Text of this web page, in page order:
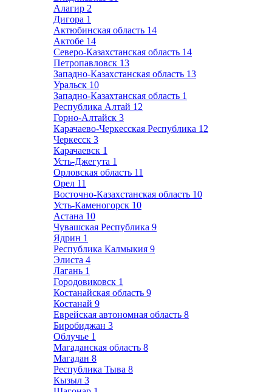
Алагир 2
Дигора 1
Актюбинская область 14
Актобе 14
Северо-Казахстанская область 14
Петропавловск 13
Западно-Казахстанская область 13
Уральск 10
Западно-Казахтанская область 1
Республика Алтай 12
Горно-Алтайск 3
Карачаево-Черкесская Республика 12
Черкесск 3
Карачаевск 1
Усть-Джегута 1
Орловская область 11
Орел 11
Восточно-Казахстанская область 10
Усть-Каменогорск 10
Астана 10
Чувашская Республика 9
Ядрин 1
Республика Калмыкия 9
Элиста 4
Лагань 1
Городовиковск 1
Костанайская область 9
Костанай 9
Еврейская автономная область 8
Биробиджан 3
Облучье 1
Магаданская область 8
Магадан 8
Республика Тыва 8
Кызыл 3